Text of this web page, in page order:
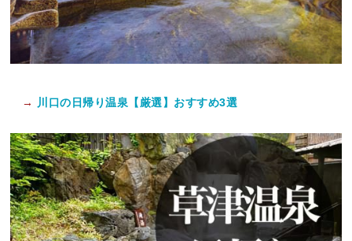
→ 川口の日帰り温泉【厳選】おすすめ3選